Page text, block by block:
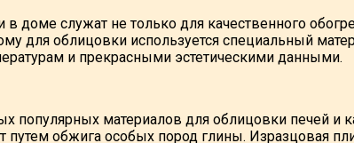
в доме служат не только для качественного
для облицовки используется специальный
и прекрасными эстетическими данными.
популярных материалов для облицовки печей и
путем обжига особых пород глины. Изразцовая